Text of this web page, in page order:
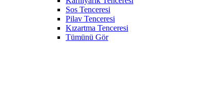
Sos Tenceresi
Pilav Tenceresi
Kızartma Tenceresi
Tümünü Gör